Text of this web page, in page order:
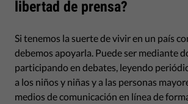
libertad de prensa?
Si tenemos la suerte de vivir en un país
debemos apoyarla. Puede ser mediante
participando en debates, leyendo
a los niños y niñas y a las personas
medios de comunicación en línea de